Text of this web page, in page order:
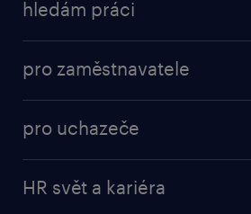
hledám práci
práce v Amazon
vyberte si zaměstnavatele
pro zaměstnavatele
professional
pro uchazeče
HR svět a kariéra